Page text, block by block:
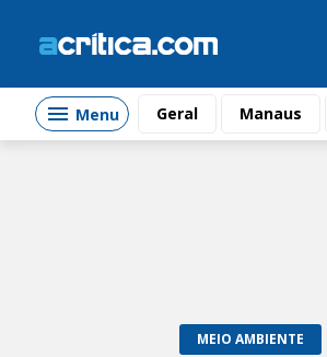
Menu Geral Manaus
MEIO AMBIENTE